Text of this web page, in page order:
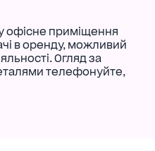
офісне приміщення
в оренду, можливий
Огляд за
телефонуйте,